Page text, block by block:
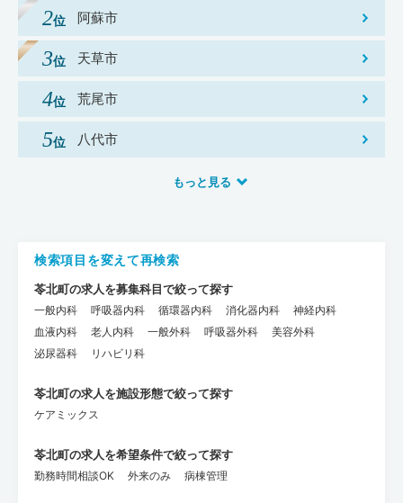
阿蘇市
天草市
荒尾市
八代市
もっと見る
検索項目を変えて再検索
苓北町の求人を募集科目で絞って探す
一般内科 呼吸器内科 循環器内科 消化器内科
神経内科
血液内科
老人内科 一般外科 呼吸器外科
美容外科
泌尿器科
リハビリ科
苓北町の求人を施設形態で絞って探す
ケアミックス
苓北町の求人を希望条件で絞って探す
勤務時間相談OK 外来のみ 病棟管理